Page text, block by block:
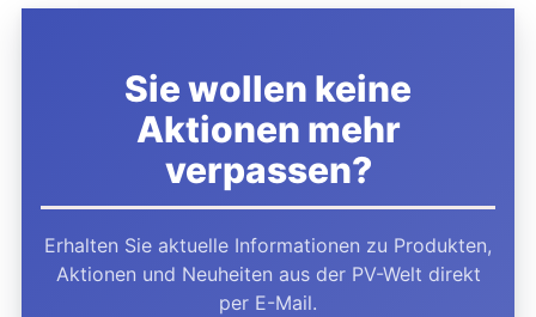
Sie wollen keine
Aktionen mehr
verpassen?
Erhalten Sie aktuelle Informationen zu Produkten,
Aktionen und Neuheiten aus der PV-Welt direkt
per E-Mail.